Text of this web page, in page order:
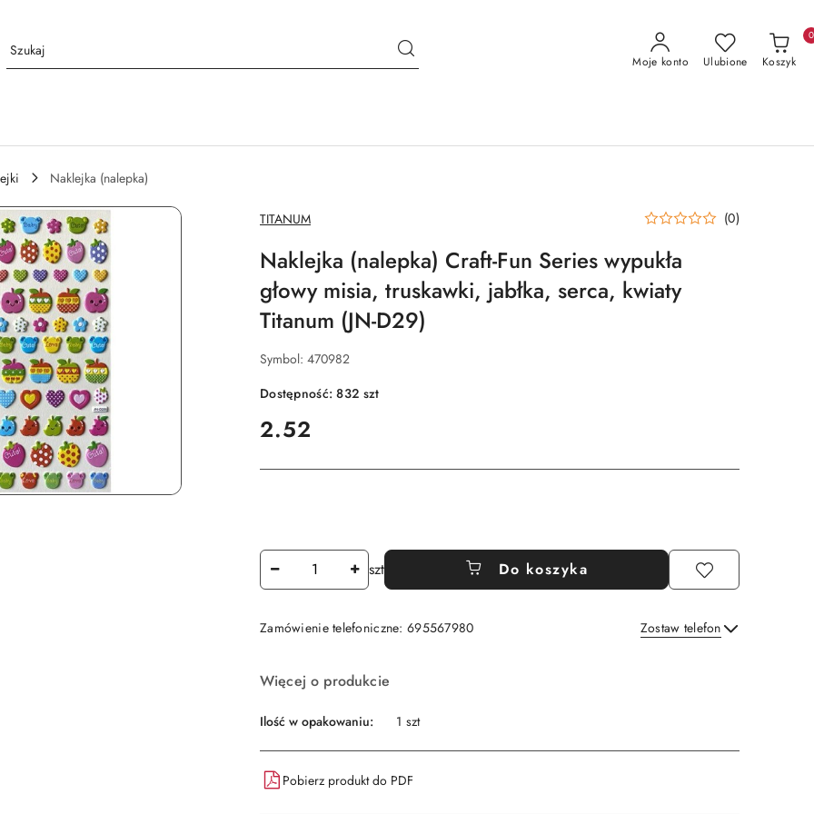
Moje konto Ulubione Koszyk
0
Naklejka (nalepka)
NAZWA
PRODUCENTA:
TITANUM (0)
Naklejka (nalepka) Craft-Fun Series wypukła
głowy misia, truskawki, jabłka, serca, kwiaty
Titanum (JN-D29)
Symbol: 470982
Dostępność:832 szt
cena:
2.52
Ilość szt Do koszyka
Zamówienie telefoniczne: 695567980 Zostaw telefon
Dostępność
i
dostawa
Więcej o produkcie
Ilość w opakowaniu: 1 szt
Pobierz produkt do PDF